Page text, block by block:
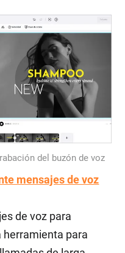
del buzón de voz
mensajes de voz
de voz para
herramienta para